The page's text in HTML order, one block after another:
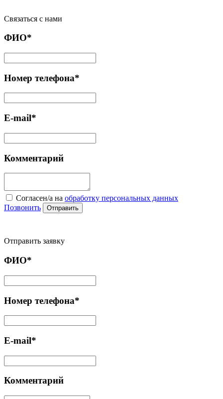
Связаться с нами
ФИО*
Номер телефона*
E-mail*
Комментарий
Cогласен/а на обработку персональных данных
Позвонить
Отправить
Отправить заявку
ФИО*
Номер телефона*
E-mail*
Комментарий